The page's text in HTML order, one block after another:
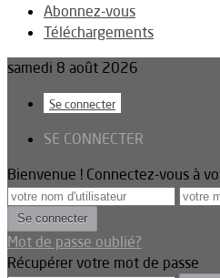
Abonnez-vous
Téléchargements
samedi 8 août 2026
Se connecter
SE CONNECTER
Bienvenue ! Connectez-vous à
Mot de passe oublié?
Récupérer votre mot de passe